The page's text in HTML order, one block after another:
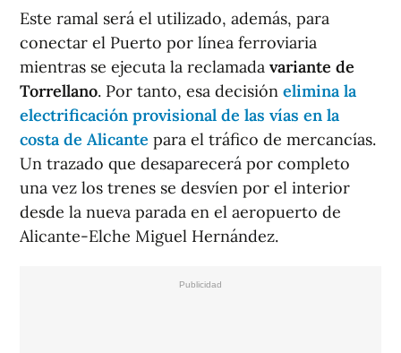
Este ramal será el utilizado, además, para
conectar el Puerto por línea ferroviaria
mientras se ejecuta la reclamada variante de
Torrellano. Por tanto, esa decisión elimina la
electrificación provisional de las vías en la
costa de Alicante para el tráfico de mercancías.
Un trazado que desaparecerá por completo
una vez los trenes se desvíen por el interior
desde la nueva parada en el aeropuerto de
Alicante-Elche Miguel Hernández.